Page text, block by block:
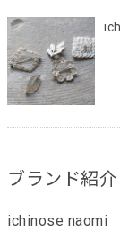
ブランド紹介
ichinose naomi